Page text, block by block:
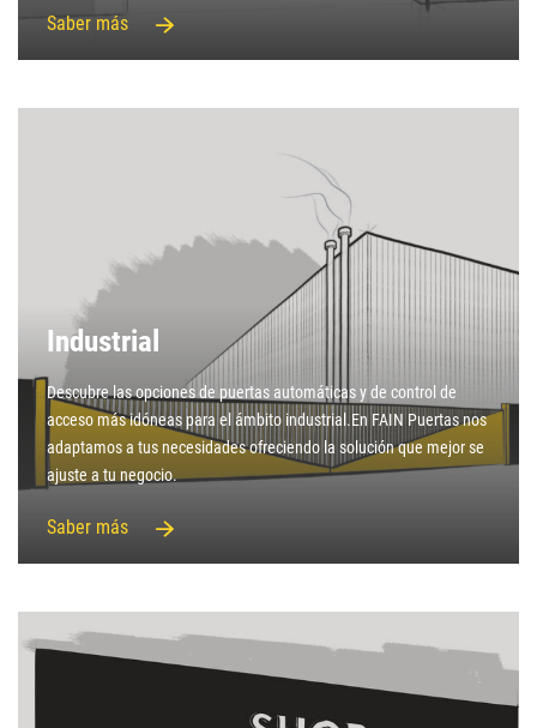
Saber más
Industrial
Descubre las opciones de puertas automáticas y de control de
acceso más idóneas para el ámbito industrial.En FAIN Puertas nos
adaptamos a tus necesidades ofreciendo la solución que mejor se
ajuste a tu negocio.
Saber más